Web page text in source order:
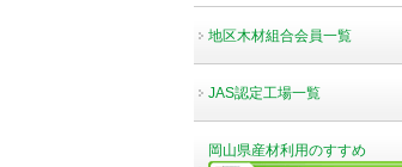
地区木材組合会員一覧
JAS認定工場一覧
岡山県産材利用のすすめ